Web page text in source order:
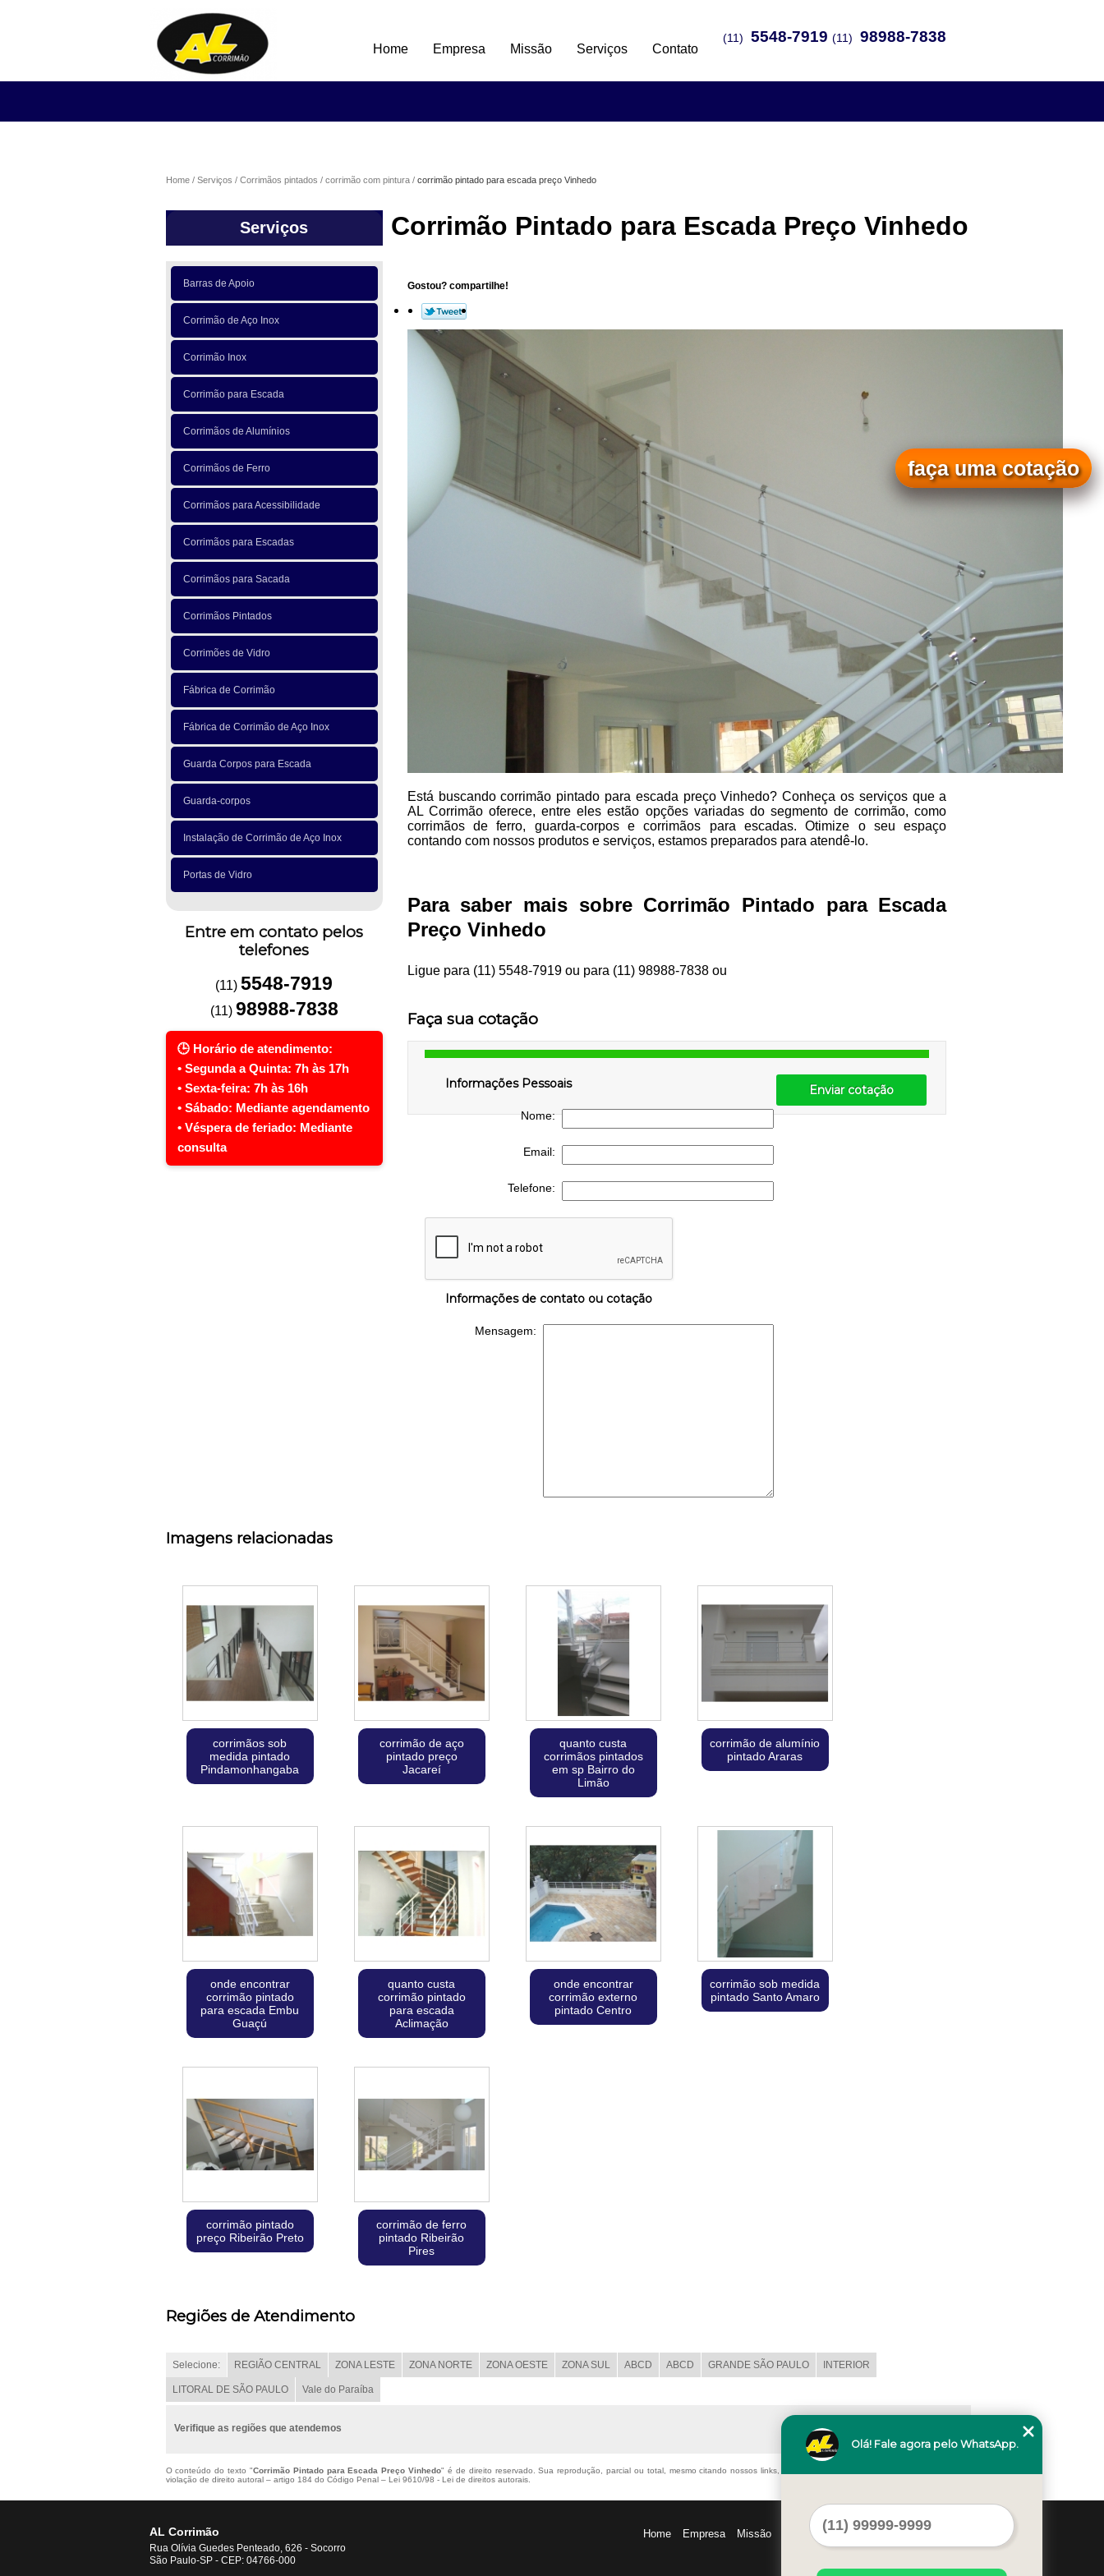
(11) 5548-7919 (11) 98988-7838
Home Empresa Missão Serviços Contato
Home Serviços Corrimãos pintados corrimão com pintura corrimão pintado para escada preço Vinhedo
Serviços
Barras de Apoio
Corrimão de Aço Inox
Corrimão Inox
Corrimão para Escada
Corrimãos de Alumínios
Corrimãos de Ferro
Corrimãos para Acessibilidade
Corrimãos para Escadas
Corrimãos para Sacada
Corrimãos Pintados
Corrimões de Vidro
Fábrica de Corrimão
Fábrica de Corrimão de Aço Inox
Guarda Corpos para Escada
Guarda-corpos
Instalação de Corrimão de Aço Inox
Portas de Vidro
Entre em contato pelos
telefones
(11)5548-7919
(11) 98988-7838
Corrimão Pintado para Escada Preço Vinhedo
Gostou? compartilhe!
Está buscando corrimão pintado para escada preço Vinhedo? Conheça os serviços que a
AL Corrimão oferece, entre eles estão opções variadas do segmento de corrimão, como
corrimãos de ferro, guarda-corpos e corrimãos para escadas. Otimize o seu espaço
contando com nossos produtos e serviços, estamos preparados para atendê-lo.
Para saber mais sobre Corrimão Pintado para Escada
Preço Vinhedo
Ligue para (11) 5548-7919ou para (11) 98988-7838ou
faça uma cotação
Faça sua cotação
Informações Pessoais
Nome:
Email:
Telefone:
Informações de contato ou cotação
Mensagem:
Enviar cotação
Imagens relacionadas
corrimãos sob
medida pintado
Pindamonhangaba
corrimão de aço
pintado preço
Jacareí
quanto custa
corrimãos pintados
em sp Bairro do
Limão
corrimão de alumínio
pintado Araras
onde encontrar
corrimão pintado
para escada Embu
Guaçú
quanto custa
corrimão pintado
para escada
Aclimação
onde encontrar
corrimão externo
pintado Centro
corrimão sob medida
pintado Santo Amaro
corrimão pintado
preço Ribeirão Preto
corrimão de ferro
pintado Ribeirão
Pires
Regiões de Atendimento
Selecione: REGIÃO CENTRAL ZONA LESTE ZONA NORTE ZONA OESTE ZONA SUL ABCD ABCD GRANDE SÃO PAULO INTERIOR
LITORAL DE SÃO PAULO Vale do Paraíba
Verifique as regiões que atendemos
O conteúdo do texto "Corrimão Pintado para Escada Preço Vinhedo" é de direito reservado. Sua reprodução, parcial ou total, mesmo citando nossos links, é proibida sem a autorização do autor. Crime de
violação de direito autoral – artigo 184 do Código Penal – Lei 9610/98 - Lei de direitos autorais.
AL Corrimão
Rua Olívia Guedes Penteado, 626 - Socorro
São Paulo-SP - CEP: 04766-000
Home Empresa Missão Serviços Contato Mapa do site
Olá! Fale agora pelo WhatsApp.